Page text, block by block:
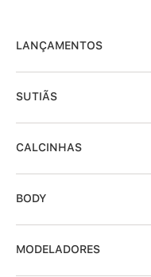
LANÇAMENTOS
SUTIÃS
CALCINHAS
BODY
MODELADORES